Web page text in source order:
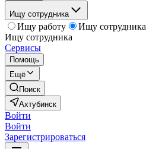
Ищу сотрудника
Ищу работу
Ищу сотрудника
Ищу сотрудника
Сервисы
Помощь
Ещё
Поиск
Ахтубинск
Войти
Войти
Зарегистрироваться